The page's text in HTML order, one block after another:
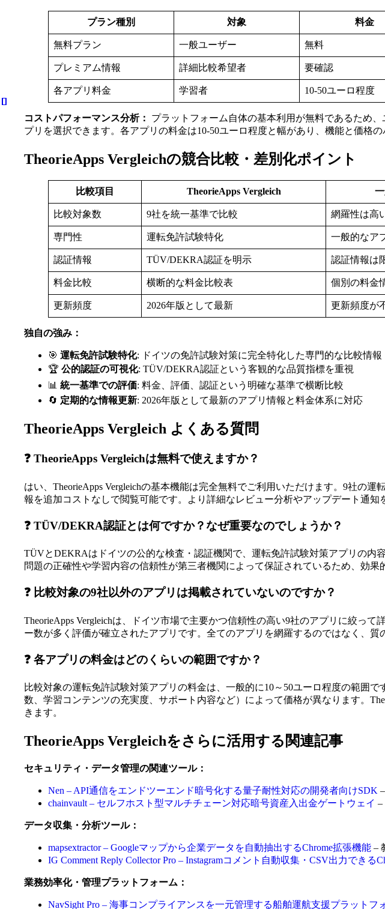
プラン種別 対象 料金
無料プラン 一般ユーザー 無料
プレミアム情報 詳細比較希望者 要確認
各アプリ料金 学習者 10-50ユーロ程度
コストパフォーマンス分析：
プラットフォーム自体の基本利用が無料であるため
プリを選択できます。各アプリの料金は10-50ユーロ程度と幅があり、機能と価格
TheorieApps Vergleichの競合比較・差別化ポイント
比較項目 TheorieApps Vergleich
比較対象数 9社を統一基準で比較 網羅性は高
専門性 運転免許試験特化 一般的なア
認証情報 TÜV/DEKRA認証を明示 認証情報は
料金比較 横断的な料金比較表 個別の料金
更新頻度 2026年版として最新 更新頻度が
独自の強み：
🎯 運転免許試験特化: ドイツの免許試験対策に完全特化した専門的な比較情報
🏆 公的認証の可視化: TÜV/DEKRA認証という客観的な品質指標を重視
📊 統一基準での評価: 料金、評価、認証という明確な基準で横断比較
🔄 定期的な情報更新: 2026年版として最新のアプリ情報と料金体系に対応
TheorieApps Vergleich よくある質問
❓ TheorieApps Vergleichは無料で使えますか？
はい、TheorieApps Vergleichの基本機能は完全無料でご利用いただけます。9社の
報を追加コストなしで閲覧可能です。より詳細なレビュー分析やアップデート通
❓ TÜV/DEKRA認証とは何ですか？なぜ重要なのでしょうか？
TÜVとDEKRAはドイツの公的な検査・認証機関で、運転免許試験対策アプリの
問題の正確性や学習内容の信頼性が第三者機関によって保証されているため、効果
❓ 比較対象の9社以外のアプリは掲載されていないのですか？
TheorieApps Vergleichは、ドイツ市場で主要かつ信頼性の高い9社のアプリに絞っ
ー数が多く評価が確立されたアプリです。全てのアプリを網羅するのではなく、
❓ 各アプリの料金はどのくらいの範囲ですか？
比較対象の運転免許試験対策アプリの料金は、一般的に10～50ユーロ程度の範囲
数、学習コンテンツの充実度、サポート内容など）によって価格が異なります。
きます。
TheorieApps Vergleichをさらに活用する関連記事
セキュリティ・データ管理の関連ツール：
Nen – API通信をエンドツーエンド暗号化する量子耐性対応の開発者向けSDK
chainvault – セルフホスト型マルチチェーン対応暗号資産入出金ゲートウェイ –
データ収集・分析ツール：
mapsextractor – Googleマップから企業データを自動抽出するChrome拡張機能 –
IG Comment Reply Collector Pro – Instagramコメント自動収集・CSV出力できる
業務効率化・管理プラットフォーム：
NavSight Pro – 海事コンプライアンスを一元管理する船舶運航支援プラットフ